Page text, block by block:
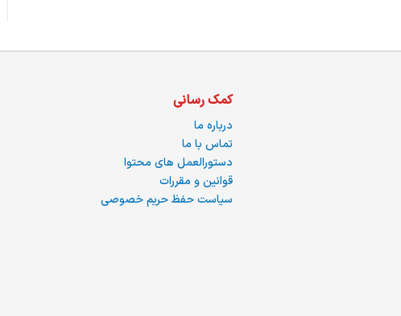
کمک رسانی
درباره ما
تماس با ما
دستورالعمل های محتوا
قوانین و مقررات
سیاست حفظ حریم خصوصی